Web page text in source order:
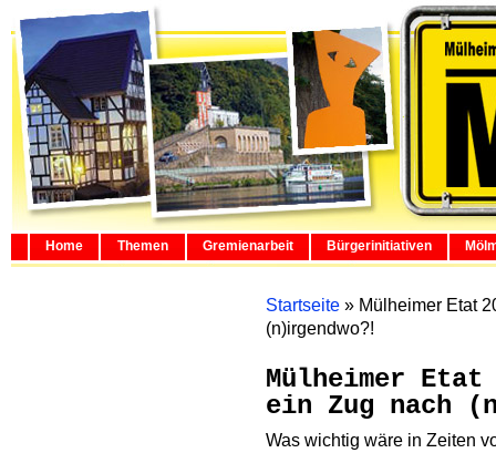
Home Themen Gremienarbeit Bürgerinitiativen
Startseite » Mülheimer Etat
(n)irgendwo?!
Mülheimer
ein Zug nach
Was wichtig wäre in Zeiten